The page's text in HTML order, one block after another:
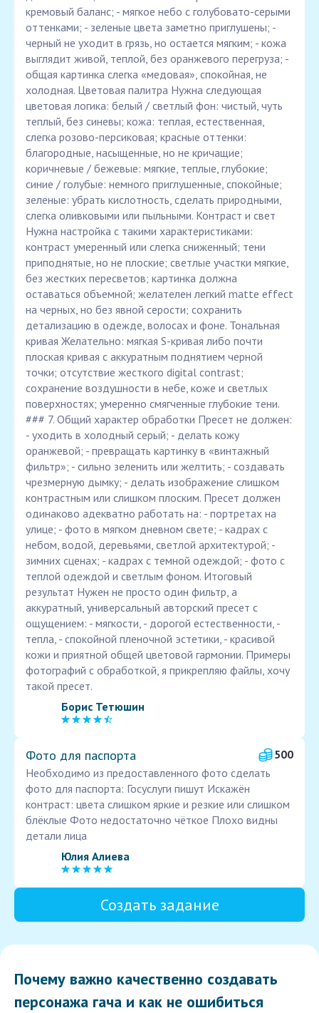
кремовый баланс; - мягкое небо с голубовато-серыми
оттенками; - зеленые цвета заметно приглушены; -
черный не уходит в грязь, но остается мягким; - кожа
выглядит живой, теплой, без оранжевого перегруза; -
общая картинка слегка «медовая», спокойная, не
холодная. Цветовая палитра Нужна следующая
цветовая логика: белый / светлый фон: чистый, чуть
теплый, без синевы; кожа: теплая, естественная,
слегка розово-персиковая; красные оттенки:
благородные, насыщенные, но не кричащие;
коричневые / бежевые: мягкие, теплые, глубокие;
синие / голубые: немного приглушенные, спокойные;
зеленые: убрать кислотность, сделать природными,
слегка оливковыми или пыльными. Контраст и свет
Нужна настройка с такими характеристиками:
контраст умеренный или слегка сниженный; тени
приподнятые, но не плоские; светлые участки мягкие,
без жестких пересветов; картинка должна
оставаться объемной; желателен легкий matte effect
на черных, но без явной серости; сохранить
детализацию в одежде, волосах и фоне. Тональная
кривая Желательно: мягкая S-кривая либо почти
плоская кривая с аккуратным поднятием черной
точки; отсутствие жесткого digital contrast;
сохранение воздушности в небе, коже и светлых
поверхностях; умеренно смягченные глубокие тени.
### 7. Общий характер обработки Пресет не должен:
- уходить в холодный серый; - делать кожу
оранжевой; - превращать картинку в «винтажный
фильтр»; - сильно зеленить или желтить; - создавать
чрезмерную дымку; - делать изображение слишком
контрастным или слишком плоским. Пресет должен
одинаково адекватно работать на: - портретах на
улице; - фото в мягком дневном свете; - кадрах с
небом, водой, деревьями, светлой архитектурой; -
зимних сценах; - кадрах с темной одеждой; - фото с
теплой одеждой и светлым фоном. Итоговый
результат Нужен не просто один фильтр, а
аккуратный, универсальный авторский пресет с
ощущением: - мягкости, - дорогой естественности, -
тепла, - спокойной пленочной эстетики, - красивой
кожи и приятной общей цветовой гармонии. Примеры
фотографий с обработкой, я прикрепляю файлы, хочу
такой пресет.
Борис Тетюшин
Фото для паспорта
500
Необходимо из предоставленного фото сделать
фото для паспорта: Госуслуги пишут Искажён
контраст: цвета слишком яркие и резкие или слишком
блёклые Фото недостаточно чёткое Плохо видны
детали лица
Юлия Алиева
Создать задание
Почему важно качественно создавать
персонажа гача и как не ошибиться